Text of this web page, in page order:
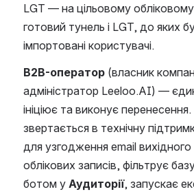
LGT — на цільовому обліковому
готовий тунель і LGT, до яких
імпортовані користувачі.
B2B-оператор (власник
адміністратор Leeloo.AI) —
ініціює та виконує
звертається в технічну
для узгодження email вихідного
облікових записів, фільтрує
ботом у Аудиторії, запускає